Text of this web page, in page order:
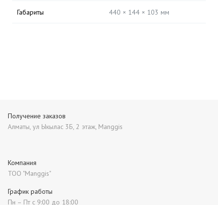
Габариты 440 × 144 × 103 мм
Получение заказов
Алматы, ул Ыкылас 3Б, 2 этаж, Manggis
Компания
ТОО "Manggis"
График работы
Пн – Пт с 9:00 до 18:00